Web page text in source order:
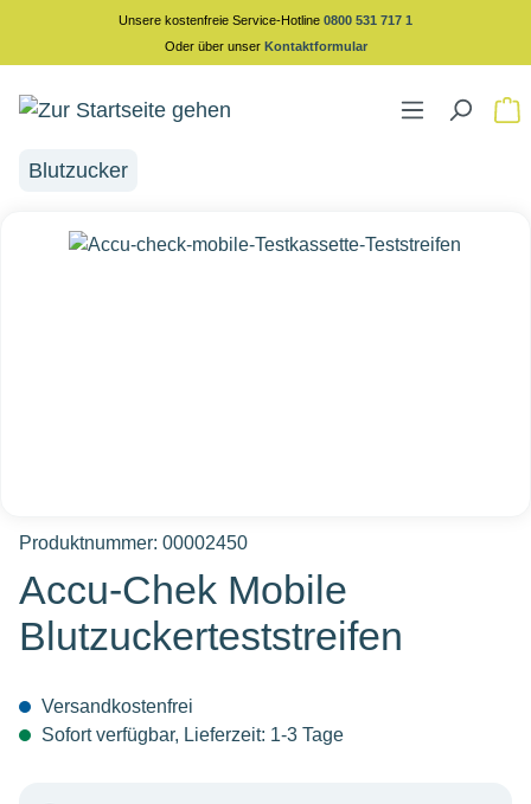
springenUnsere kostenfreie Service-Hotline 0800 531 717 1
Oder über unser Kontaktformular
Blutzucker
Bildergalerie überspringen
Produktnummer: 00002450
Accu-Chek Mobile
Blutzuckerteststreifen
Versandkostenfrei
Sofort verfügbar, Lieferzeit: 1-3 Tage